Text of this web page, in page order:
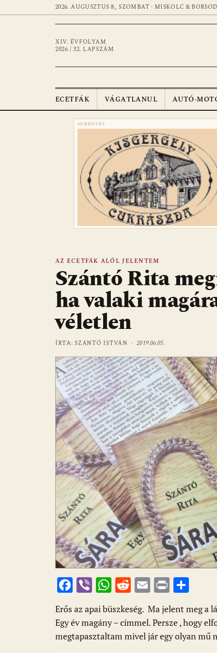
2026. AUGUSZTUS 8., SZOMBAT · MISKOLC & BORSOD
XIV. ÉVFOLYAM
2026 / 32. LAPSZÁM
ECETFÁK VÁGATLANUL AUTÓ-
HIRDETÉS
AZ ECETFÁK ALÓL JELENTEM
Szántó Rita
ha valaki
véletlen
ÍRTA: SZÁNTÓ ISTVÁN ·2019.06.05.
F
e
b
o
Vi
b
er
W
at
s
R
e
d
di
E
m
ai
l
Pr
in
t za
m
Erős az apai büszkeség. Ma jelent meg a
Egy év magány – címmel. Persze , hogy
megtapasztaltam mivel jár egy olyan mű